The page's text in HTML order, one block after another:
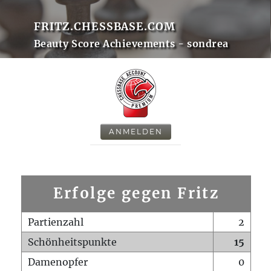
FRITZ.CHESSBASE.COM
Beauty Score Achievements - sondrea
ANMELDEN
Erfolge gegen Fritz
Partienzahl
2
Schönheitspunkte
15
Damenopfer
0